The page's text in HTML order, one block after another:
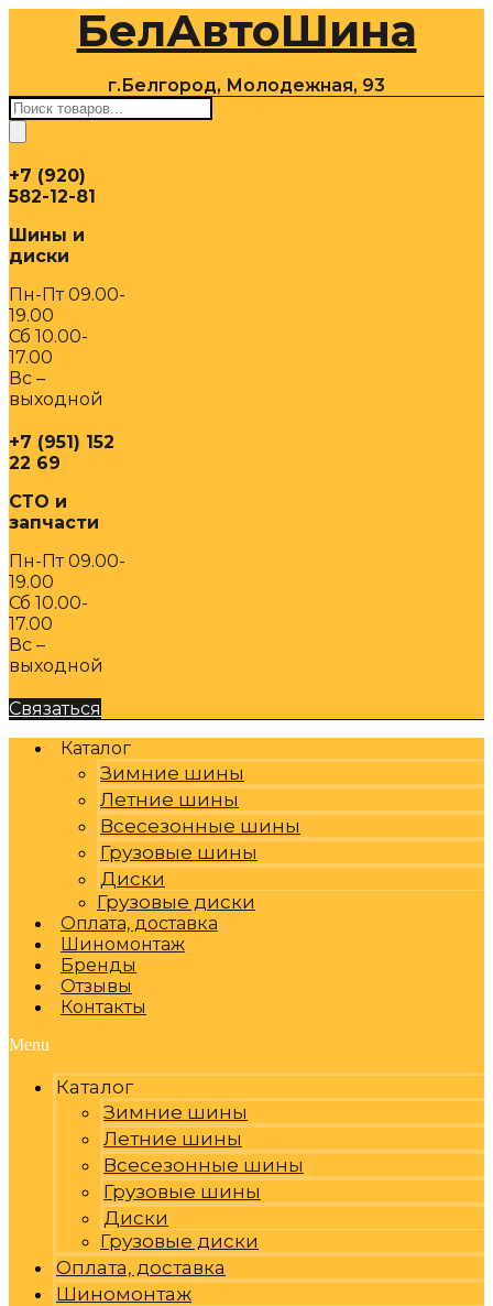
содержимомуБелАвтоШина
г.Белгород, Молодежная, 93
Поиск
товаров
+7 (920)
582-12-81
Шины и
диски
Пн-Пт 09.00-
19.00
Сб 10.00-
17.00
Вс –
выходной
+7 (951) 152
22 69
СТО и
запчасти
Пн-Пт 09.00-
19.00
Сб 10.00-
17.00
Вс –
выходной
Связаться
Каталог
Зимние шины
Летние шины
Всесезонные шины
Грузовые шины
Диски
Грузовые диски
Оплата, доставка
Шиномонтаж
Бренды
Отзывы
Контакты
Menu
Каталог
Зимние шины
Летние шины
Всесезонные шины
Грузовые шины
Диски
Грузовые диски
Оплата, доставка
Шиномонтаж